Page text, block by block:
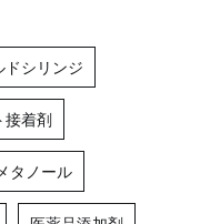
ドシリンジ
着剤
タノール